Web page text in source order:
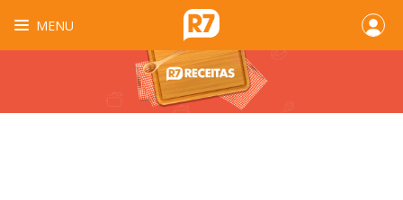
MENU